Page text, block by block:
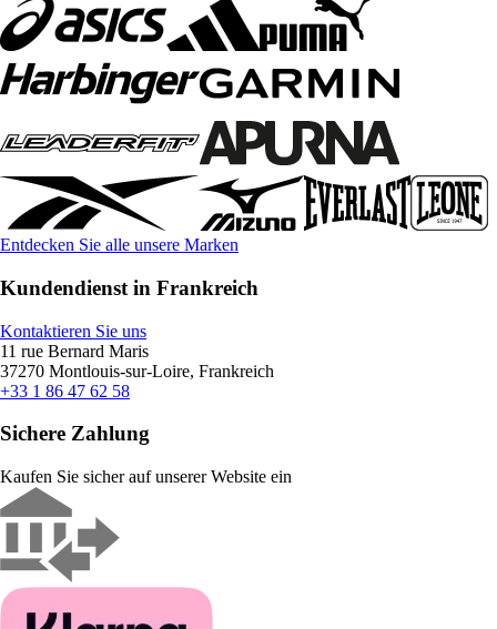
Entdecken Sie alle unsere Marken
Kundendienst in Frankreich
Kontaktieren Sie uns
11 rue Bernard Maris
37270 Montlouis-sur-Loire, Frankreich
+33 1 86 47 62 58
Sichere Zahlung
Kaufen Sie sicher auf unserer Website ein